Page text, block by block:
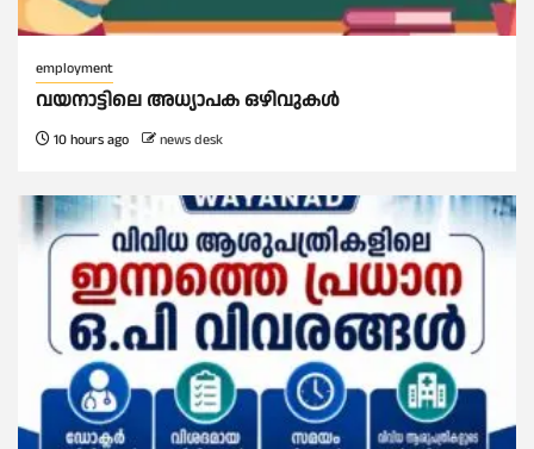
employment
വയനാട്ടിലെ അധ്യാപക ഒഴിവുകൾ
10 hours ago news desk